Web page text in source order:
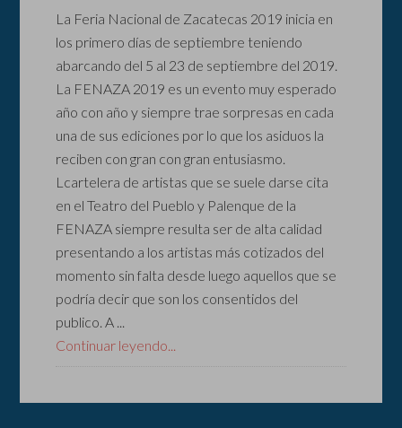
La Feria Nacional de Zacatecas 2019 inicia en
los primero días de septiembre teniendo
abarcando del 5 al 23 de septiembre del 2019.
La FENAZA 2019 es un evento muy esperado
año con año y siempre trae sorpresas en cada
una de sus ediciones por lo que los asiduos la
reciben con gran con gran entusiasmo.
Lcartelera de artistas que se suele darse cita
en el Teatro del Pueblo y Palenque de la
FENAZA siempre resulta ser de alta calidad
presentando a los artistas más cotizados del
momento sin falta desde luego aquellos que se
podría decir que son los consentidos del
publico. A ...
Continuar leyendo...